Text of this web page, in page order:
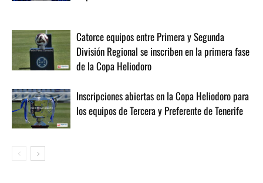
Catorce equipos entre Primera y Segunda
División Regional se inscriben en la primera fase
de la Copa Heliodoro
Inscripciones abiertas en la Copa Heliodoro para
los equipos de Tercera y Preferente de Tenerife